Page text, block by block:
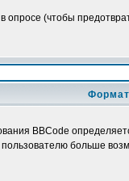
опросе (чтобы
BBCode
больше